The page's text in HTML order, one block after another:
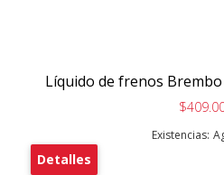
Líquido de frenos
Existencias:
Detalles